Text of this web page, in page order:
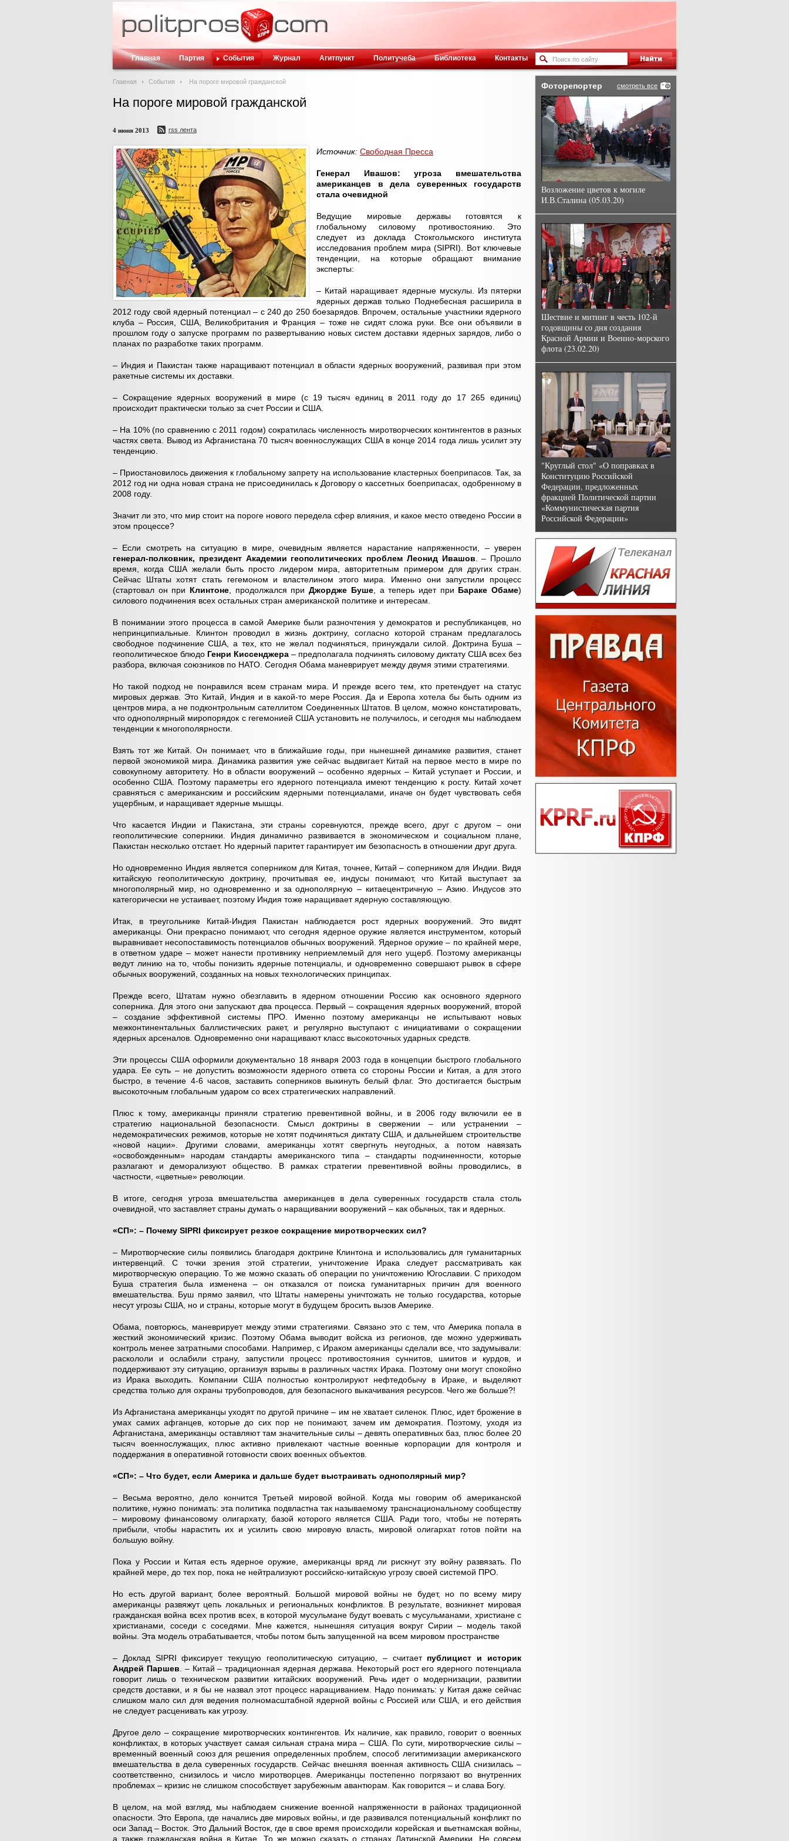
Главная Партия События Журнал Агитпункт Политучеба Библиотека Контакты
Главная События На пороге мировой гражданской
На пороге мировой гражданской
4 июня 2013 rss лента
Источник: Свободная Пресса
Генерал Ивашов: угроза вмешательства
американцев в дела суверенных государств
стала очевидной
Ведущие мировые державы готовятся к
глобальному силовому противостоянию. Это
следует из доклада Стокгольмского института
исследования проблем мира (SIPRI). Вот ключевые
тенденции, на которые обращают внимание
эксперты:
– Китай наращивает ядерные мускулы. Из пятерки
ядерных держав только Поднебесная расширила в
2012 году свой ядерный потенциал – с 240 до 250 боезарядов. Впрочем, остальные участники ядерного
клуба – Россия, США, Великобритания и Франция – тоже не сидят сложа руки. Все они объявили в
прошлом году о запуске программ по развертыванию новых систем доставки ядерных зарядов, либо о
планах по разработке таких программ.
– Индия и Пакистан также наращивают потенциал в области ядерных вооружений, развивая при этом
ракетные системы их доставки.
– Сокращение ядерных вооружений в мире (с 19 тысяч единиц в 2011 году до 17 265 единиц)
происходит практически только за счет России и США.
– На 10% (по сравнению с 2011 годом) сократилась численность миротворческих контингентов в разных
частях света. Вывод из Афганистана 70 тысяч военнослужащих США в конце 2014 года лишь усилит эту
тенденцию.
– Приостановилось движения к глобальному запрету на использование кластерных боеприпасов. Так, за
2012 год ни одна новая страна не присоединилась к Договору о кассетных боеприпасах, одобренному в
2008 году.
Значит ли это, что мир стоит на пороге нового передела сфер влияния, и какое место отведено России в
этом процессе?
– Если смотреть на ситуацию в мире, очевидным является нарастание напряженности, – уверен
генерал-полковник, президент Академии геополитических проблем Леонид Ивашов . – Прошло
время, когда США желали быть просто лидером мира, авторитетным примером для других стран.
Сейчас Штаты хотят стать гегемоном и властелином этого мира. Именно они запустили процесс
(стартовал он при Клинтоне , продолжался приДжордже Буше, а теперь идет при Бараке Обаме)
силового подчинения всех остальных стран американской политике и интересам.
В понимании этого процесса в самой Америке были разночтения у демократов и республиканцев, но
непринципиальные. Клинтон проводил в жизнь доктрину, согласно которой странам предлагалось
свободное подчинение США, а тех, кто не желал подчиняться, принуждали силой. Доктрина Буша –
геополитическое блюдо Генри Киссенджера – предполагала подчинять силовому диктату США всех без
разбора, включая союзников по НАТО. Сегодня Обама маневрирует между двумя этими стратегиями.
Но такой подход не понравился всем странам мира. И прежде всего тем, кто претендует на статус
мировых держав. Это Китай, Индия и в какой-то мере Россия. Да и Европа хотела бы быть одним из
центров мира, а не подконтрольным сателлитом Соединенных Штатов. В целом, можно констатировать,
что однополярный миропорядок с гегемонией США установить не получилось, и сегодня мы наблюдаем
тенденции к многополярности.
Взять тот же Китай. Он понимает, что в ближайшие годы, при нынешней динамике развития, станет
первой экономикой мира. Динамика развития уже сейчас выдвигает Китай на первое место в мире по
совокупному авторитету. Но в области вооружений – особенно ядерных – Китай уступает и России, и
особенно США. Поэтому параметры его ядерного потенциала имеют тенденцию к росту. Китай хочет
сравняться с американским и российским ядерными потенциалами, иначе он будет чувствовать себя
ущербным, и наращивает ядерные мышцы.
Что касается Индии и Пакистана, эти страны соревнуются, прежде всего, друг с другом – они
геополитические соперники. Индия динамично развивается в экономическом и социальном плане,
Пакистан несколько отстает. Но ядерный паритет гарантирует им безопасность в отношении друг друга.
Но одновременно Индия является соперником для Китая, точнее, Китай – соперником для Индии. Видя
китайскую геополитическую доктрину, прочитывая ее, индусы понимают, что Китай выступает за
многополярный мир, но одновременно и за однополярную – китаецентричную – Азию. Индусов это
категорически не устаивает, поэтому Индия тоже наращивает ядерную составляющую.
Итак, в треугольнике Китай-Индия Пакистан наблюдается рост ядерных вооружений. Это видят
американцы. Они прекрасно понимают, что сегодня ядерное оружие является инструментом, который
выравнивает несопоставимость потенциалов обычных вооружений. Ядерное оружие – по крайней мере,
в ответном ударе – может нанести противнику неприемлемый для него ущерб. Поэтому американцы
ведут линию на то, чтобы понизить ядерные потенциалы, и одновременно совершают рывок в сфере
обычных вооружений, созданных на новых технологических принципах.
Прежде всего, Штатам нужно обезглавить в ядерном отношении Россию как основного ядерного
соперника. Для этого они запускают два процесса. Первый – сокращения ядерных вооружений, второй
– создание эффективной системы ПРО. Именно поэтому американцы не испытывают новых
межконтинентальных баллистических ракет, и регулярно выступают с инициативами о сокращении
ядерных арсеналов. Одновременно они наращивают класс высокоточных ударных средств.
Эти процессы США оформили документально 18 января 2003 года в концепции быстрого глобального
удара. Ее суть – не допустить возможности ядерного ответа со стороны России и Китая, а для этого
быстро, в течение 4-6 часов, заставить соперников выкинуть белый флаг. Это достигается быстрым
высокоточным глобальным ударом со всех стратегических направлений.
Плюс к тому, американцы приняли стратегию превентивной войны, и в 2006 году включили ее в
стратегию национальной безопасности. Смысл доктрины в свержении – или устранении –
недемократических режимов, которые не хотят подчиняться диктату США, и дальнейшем строительстве
«новой нации». Другими словами, американцы хотят свергнуть неугодных, а потом навязать
«освобожденным» народам стандарты американского типа – стандарты подчиненности, которые
разлагают и деморализуют общество. В рамках стратегии превентивной войны проводились, в
частности, «цветные» революции.
В итоге, сегодня угроза вмешательства американцев в дела суверенных государств стала столь
очевидной, что заставляет страны думать о наращивании вооружений – как обычных, так и ядерных.
«СП»: – Почему SIPRI фиксирует резкое сокращение миротворческих сил?
– Миротворческие силы появились благодаря доктрине Клинтона и использовались для гуманитарных
интервенций. С точки зрения этой стратегии, уничтожение Ирака следует рассматривать как
миротворческую операцию. То же можно сказать об операции по уничтожению Югославии. С приходом
Буша стратегия была изменена – он отказался от поиска гуманитарных причин для военного
вмешательства. Буш прямо заявил, что Штаты намерены уничтожать не только государства, которые
несут угрозы США, но и страны, которые могут в будущем бросить вызов Америке.
Обама, повторюсь, маневрирует между этими стратегиями. Связано это с тем, что Америка попала в
жесткий экономический кризис. Поэтому Обама выводит войска из регионов, где можно удерживать
контроль менее затратными способами. Например, с Ираком американцы сделали все, что задумывали:
раскололи и ослабили страну, запустили процесс противостояния суннитов, шиитов и курдов, и
поддерживают эту ситуацию, организуя взрывы в различных частях Ирака. Поэтому они могут спокойно
из Ирака выходить. Компании США полностью контролируют нефтедобычу в Ираке, и выделяют
средства только для охраны трубопроводов, для безопасного выкачивания ресурсов. Чего же больше?!
Из Афганистана американцы уходят по другой причине – им не хватает силенок. Плюс, идет брожение в
умах самих афганцев, которые до сих пор не понимают, зачем им демократия. Поэтому, уходя из
Афганистана, американцы оставляют там значительные силы – девять оперативных баз, плюс более 20
тысяч военнослужащих, плюс активно привлекают частные военные корпорации для контроля и
поддержания в оперативной готовности своих военных объектов.
«СП»: – Что будет, если Америка и дальше будет выстраивать однополярный мир?
– Весьма вероятно, дело кончится Третьей мировой войной. Когда мы говорим об американской
политике, нужно понимать: эта политика подвластна так называемому транснациональному сообществу
– мировому финансовому олигархату, базой которого является США. Ради того, чтобы не потерять
прибыли, чтобы нарастить их и усилить свою мировую власть, мировой олигархат готов пойти на
большую войну.
Пока у России и Китая есть ядерное оружие, американцы вряд ли рискнут эту войну развязать. По
крайней мере, до тех пор, пока не нейтрализуют российско-китайскую угрозу своей системой ПРО.
Но есть другой вариант, более вероятный. Большой мировой войны не будет, но по всему миру
американцы развяжут цепь локальных и региональных конфликтов. В результате, возникнет мировая
гражданская война всех против всех, в которой мусульмане будут воевать с мусульманами, христиане с
христианами, соседи с соседями. Мне кажется, нынешняя ситуация вокруг Сирии – модель такой
войны. Эта модель отрабатывается, чтобы потом быть запущенной на всем мировом пространстве
– Доклад SIPRI фиксирует текущую геополитическую ситуацию, – считает публицист и историк
Андрей Паршев . – Китай – традиционная ядерная держава. Некоторый рост его ядерного потенциала
говорит лишь о техническом развитии китайских вооружений. Речь идет о модернизации, развитии
средств доставки, и я бы не назвал этот процесс наращиванием. Надо понимать: у Китая даже сейчас
слишком мало сил для ведения полномасштабной ядерной войны с Россией или США, и его действия
не следует расценивать как угрозу.
Другое дело – сокращение миротворческих контингентов. Их наличие, как правило, говорит о военных
конфликтах, в которых участвует самая сильная страна мира – США. По сути, миротворческие силы –
временный военный союз для решения определенных проблем, способ легитимизации американского
вмешательства в дела суверенных государств. Сейчас внешняя военная активность США снизилась –
соответственно, снизилось и число миротворцев. Американцы постепенно погрязают во внутренних
проблемах – кризис не слишком способствует зарубежным авантюрам. Как говорится – и слава Богу.
В целом, на мой взгляд, мы наблюдаем снижение военной напряженности в районах традиционной
опасности. Это Европа, где начались две мировых войны, и где развивался потенциальный конфликт по
оси Запад – Восток. Это Дальний Восток, где в свое время происходили корейская и вьетнамская войны,
а также гражданская война в Китае. То же можно сказать о странах Латинской Америки. Не совсем
смотреть все
Фоторепортер
Возложение цветов к могиле
И.В.Сталина (05.03.20)
Шествие и митинг в честь 102-й
годовщины со дня создания
Красной Армии и Военно-морского
флота (23.02.20)
"Круглый стол" «О поправках в
Конституцию Российской
Федерации, предложенных
фракцией Политической партии
«Коммунистическая партия
Российской Федерации»